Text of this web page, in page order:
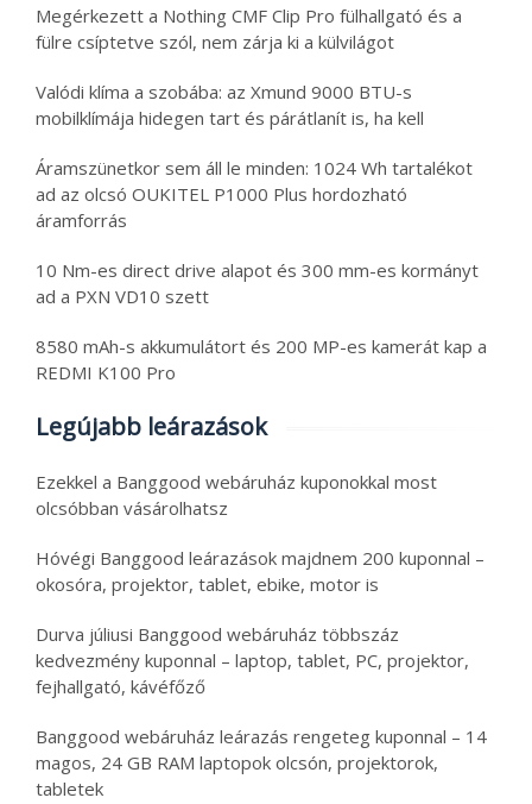
Megérkezett a Nothing CMF Clip Pro fülhallgató és a
fülre csíptetve szól, nem zárja ki a külvilágot
Valódi klíma a szobába: az Xmund 9000 BTU-s
mobilklímája hidegen tart és párátlanít is, ha kell
Áramszünetkor sem áll le minden: 1024 Wh tartalékot
ad az olcsó OUKITEL P1000 Plus hordozható
áramforrás
10 Nm-es direct drive alapot és 300 mm-es kormányt
ad a PXN VD10 szett
8580 mAh-s akkumulátort és 200 MP-es kamerát kap a
REDMI K100 Pro
Legújabb leárazások
Ezekkel a Banggood webáruház kuponokkal most
olcsóbban vásárolhatsz
Hóvégi Banggood leárazások majdnem 200 kuponnal –
okosóra, projektor, tablet, ebike, motor is
Durva júliusi Banggood webáruház többszáz
kedvezmény kuponnal – laptop, tablet, PC, projektor,
fejhallgató, kávéfőző
Banggood webáruház leárazás rengeteg kuponnal – 14
magos, 24 GB RAM laptopok olcsón, projektorok,
tabletek